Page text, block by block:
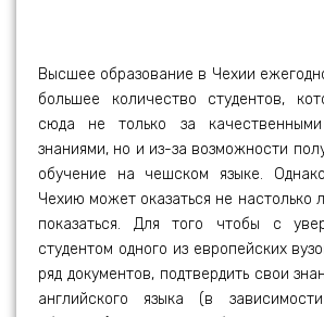
Высшее образование в Чехии
большее количество студентов,
сюда не только за
знаниями, но и из-за возможности
обучение на чешском языке.
Чехию может оказаться не настолько
показаться. Для того чтобы с
студентом одного из европейских
ряд документов, подтвердить свои
английского языка (в